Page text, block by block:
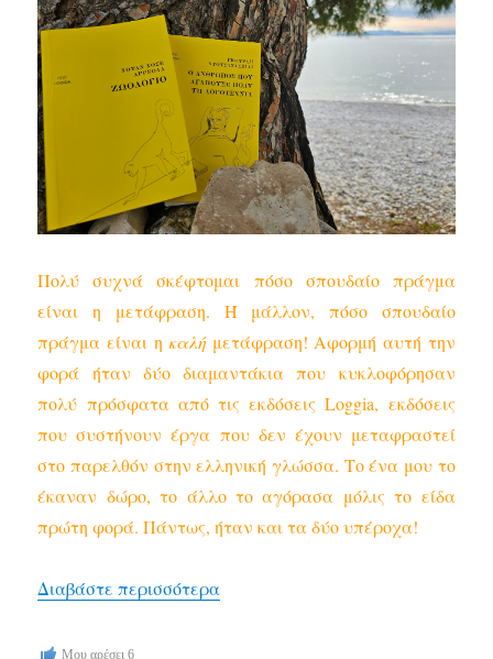
Πολύ συχνά σκέφτομαι πόσο σπουδαίο πράγμα
είναι η μετάφραση. Ή μάλλον, πόσο σπουδαίο
πράγμα είναι η καλήμετάφραση! Αφορμή αυτή την
φορά ήταν δύο διαμαντάκια που κυκλοφόρησαν
πολύ πρόσφατα από τις εκδόσεις Loggia, εκδόσεις
που συστήνουν έργα που δεν έχουν μεταφραστεί
στο παρελθόν στην ελληνική γλώσσα. Το ένα μου το
έκαναν δώρο, το άλλο το αγόρασα μόλις το είδα
πρώτη φορά. Πάντως, ήταν και τα δύο υπέροχα!
Διαβάστε περισσότερα
Μου αρέσει 6